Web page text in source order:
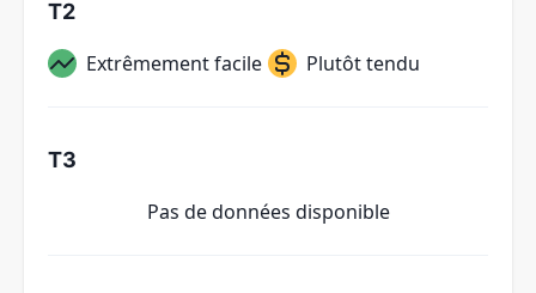
T2
Extrêmement facile Plutôt tendu
T3
Pas de données disponible